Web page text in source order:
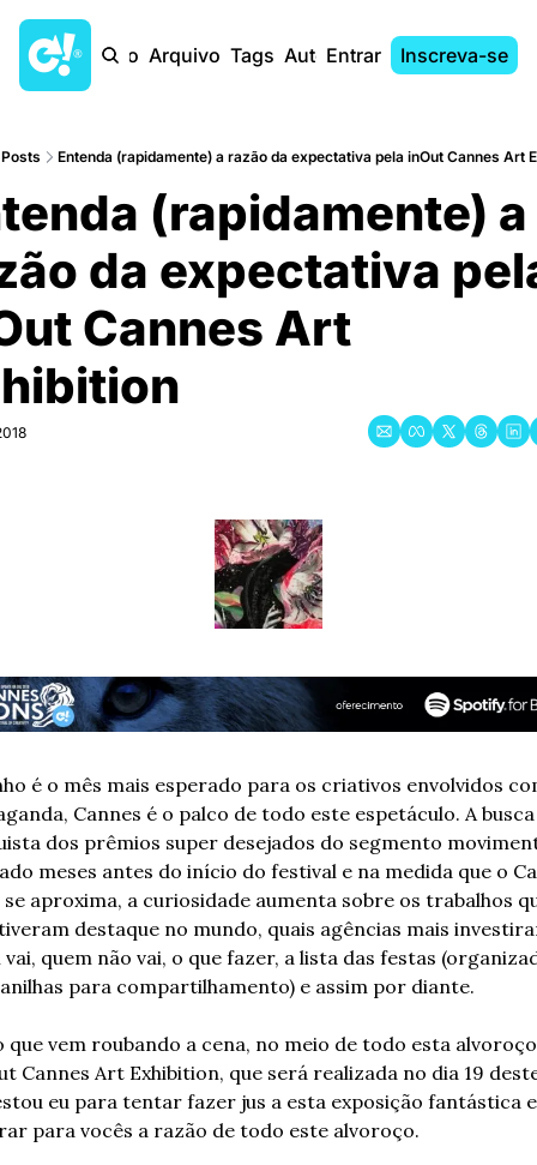
Início Arquivo Tags AutoresEntrar Inscreva-se
Posts Entenda (rapidamente) a razão da expectativa pela inOut Cannes Art
(rapidamente) a
da expectativa
Cannes Art
é o mês mais esperado para os criativos envolvidos
Cannes é o palco de todo este espetáculo. A
dos prêmios super desejados do segmento
meses antes do início do festival e na medida que o
aproxima, a curiosidade aumenta sobre os trabalhos
destaque no mundo, quais agências mais
vai, quem não vai, o que fazer, a lista das festas
para compartilhamento) e assim por diante.
que vem roubando a cena, no meio de todo esta
Cannes Art Exhibition, que será realizada no dia 19
eu para tentar fazer jus a esta exposição fantástica e
para vocês a razão de todo este alvoroço.